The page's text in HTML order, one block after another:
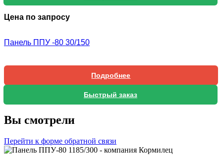
Цена по запросу
Панель ППУ -80 30/150
Подробнее
Быстрый заказ
Вы смотрели
Перейти к форме обратной связи